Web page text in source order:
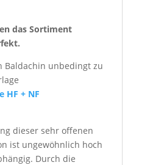
das Sortiment
Baldachin unbedingt zu
HF + NF
dieser sehr offenen
ist ungewöhnlich hoch
Durch die